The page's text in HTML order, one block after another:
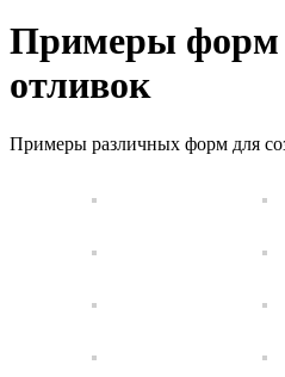
Примеры форм
отливок
Примеры различных форм для